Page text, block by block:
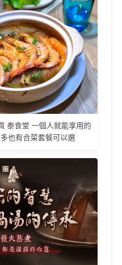
泰食堂 一個人就能享用的
也有合菜套餐可以選